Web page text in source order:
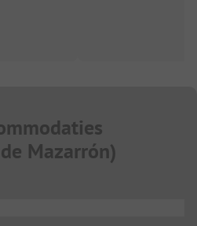
Mazarrón)